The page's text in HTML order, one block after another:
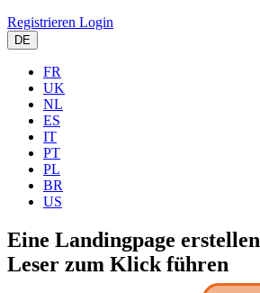
Registrieren Login
DE
FR
UK
NL
ES
IT
PT
PL
BR
US
Eine Landingpage erstellen
Leser zum Klick führen